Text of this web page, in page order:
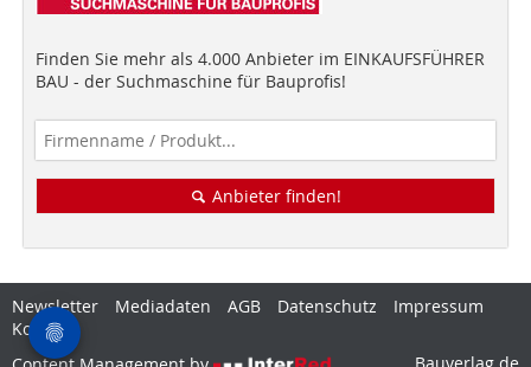
Finden Sie mehr als 4.000 Anbieter im EINKAUFSFÜHRER
BAU - der Suchmaschine für Bauprofis!
Anbieter finden!
Newsletter Mediadaten AGB Datenschutz
Impressum
Kontakt